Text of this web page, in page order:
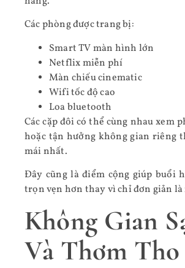
Các phòng được trang bị:
Smart TV màn hình lớn
Netflix miễn phí
Màn chiếu cinematic
Wifi tốc độ cao
Loa bluetooth
Các cặp đôi có thể cùng nhau xem
hoặc tận hưởng không gian riêng
mái nhất.
Đây cũng là điểm cộng giúp buổi
trọn vẹn hơn thay vì chỉ đơn giản
Không Gian
Và Thơm Tho